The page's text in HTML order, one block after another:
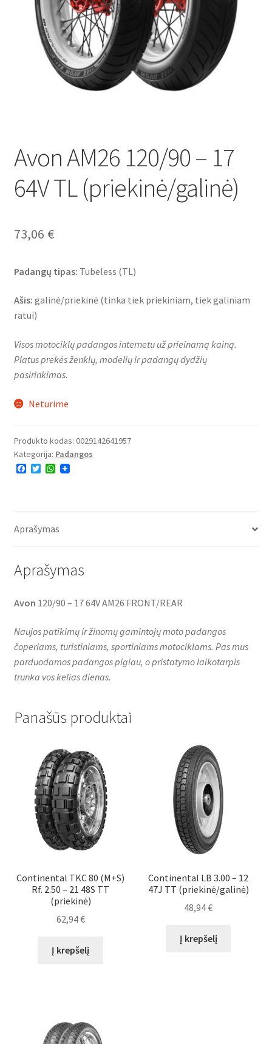
Avon AM26 120/90 – 17
64V TL (priekinė/galinė)
73,06 €
Padangų tipas: Tubeless (TL)
Ašis: galinė/priekinė (tinka tiek priekiniam, tiek galiniam
ratui)
Visos motociklų padangos internetu už prieinamą kainą.
Platus prekės ženklų, modelių ir padangų dydžių
pasirinkimas.
Neturime
Produkto kodas: 0029142641957
Kategorija: Padangos
F
o
T
r
W
p
Aprašymas
Aprašymas
Avon 120/90 – 17 64V AM26 FRONT/REAR
Naujos patikimų ir žinomų gamintojų moto padangos
čoperiams, turistiniams, sportiniams motociklams. Pas mus
parduodamos padangos pigiau, o pristatymo laikotarpis
trunka vos kelias dienas.
Panašūs produktai
Continental TKC 80 (M+S)
Rf. 2.50 – 21 48S TT
(priekinė)
62,94€
Į krepšelį
Continental LB 3.00 – 12
47J TT (priekinė/galinė)
48,94€
Į krepšelį